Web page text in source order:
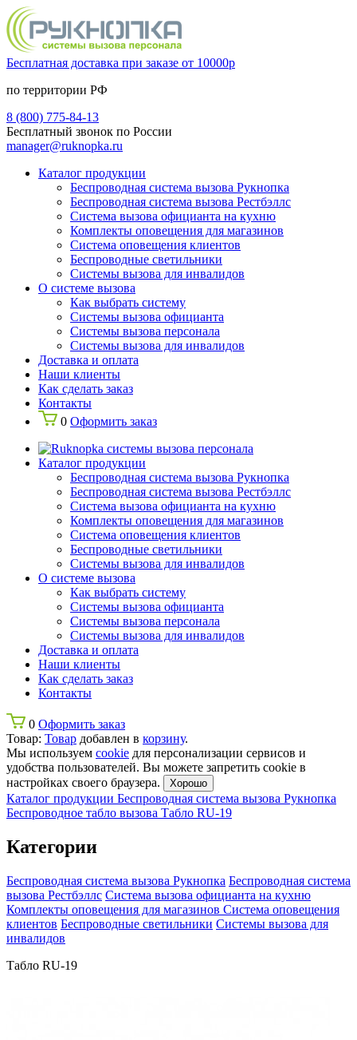
Бесплатная доставка при заказе от 10000р
по территории РФ
8 (800) 775-84-13
Бесплатный звонок по России
manager@ruknopka.ru
Каталог продукции
Беспроводная система вызова Рукнопка
Беспроводная система вызова Рестбэллс
Система вызова официанта на кухню
Комплекты оповещения для магазинов
Система оповещения клиентов
Беспроводные светильники
Системы вызова для инвалидов
О системе вызова
Как выбрать систему
Системы вызова официанта
Системы вызова персонала
Системы вызова для инвалидов
Доставка и оплата
Наши клиенты
Как сделать заказ
Контакты
0 Оформить заказ
Каталог продукции
Беспроводная система вызова Рукнопка
Беспроводная система вызова Рестбэллс
Система вызова официанта на кухню
Комплекты оповещения для магазинов
Система оповещения клиентов
Беспроводные светильники
Системы вызова для инвалидов
О системе вызова
Как выбрать систему
Системы вызова официанта
Системы вызова персонала
Системы вызова для инвалидов
Доставка и оплата
Наши клиенты
Как сделать заказ
Контакты
0 Оформить заказ
Товар: Товар добавлен в корзину.
Мы используем cookie для персонализации сервисов и
удобства пользователей. Вы можете запретить cookie в
настройках своего браузера.
Хорошо
Каталог продукции Беспроводная система вызова Рукнопка
Беспроводное табло вызова Табло RU-19
Категории
Беспроводная система вызова Рукнопка Беспроводная система
вызова Рестбэллс Система вызова официанта на кухню
Комплекты оповещения для магазинов Система оповещения
клиентов Беспроводные светильники Системы вызова для
инвалидов
Табло RU-19